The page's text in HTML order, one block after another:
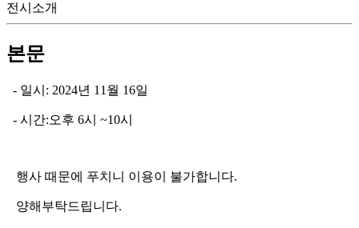
전시소개
본문
- 일시: 2024년 11월 16일
- 시간:오후 6시 ~10시
행사 때문에 푸치니 이용이 불가합니다.
양해부탁드립니다.